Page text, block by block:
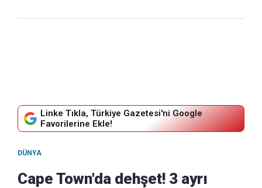
Linke Tıkla, Türkiye Gazetesi'ni Google
Favorilerine Ekle!
DÜNYA
Cape Town'da dehşet! 3 ayrı